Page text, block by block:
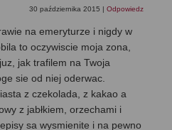
30 października 2015 | Odpowiedz
na emeryturze i nigdy w
to oczywiscie moja zona,
jak trafilem na Twoja
sie od niej oderwac.
z czekolada, z kakao a
z jabłkiem, orzechami i
sa wysmienite i na pewno